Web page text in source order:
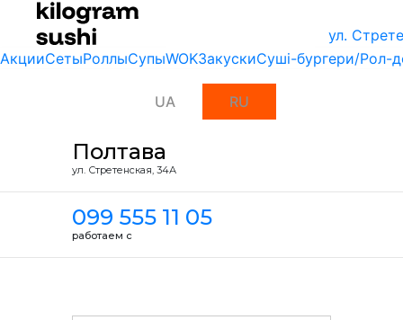
ул.
АкцииСетыРоллыСупыWOKЗакускиСуші-бургери/Рол-
UA RU
Полтава
ул. Стретенская, 34А
099 555 11 05
работаем с